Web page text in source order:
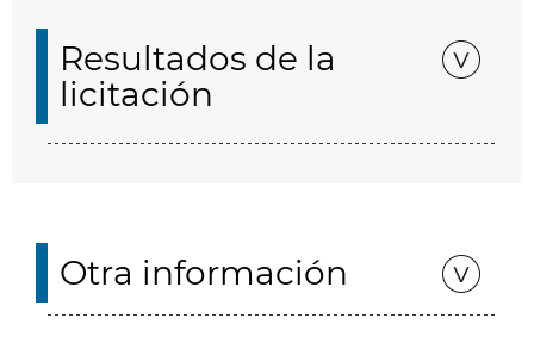
Resultados de la
licitación
Otra información